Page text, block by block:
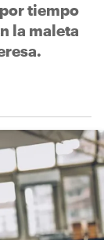
tiempo
la maleta